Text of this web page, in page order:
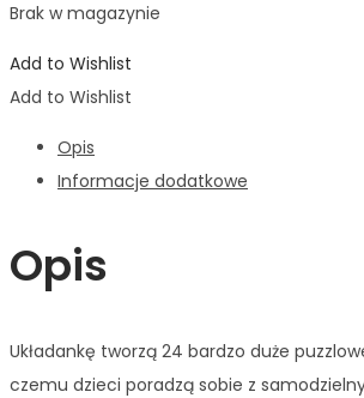
Brak w magazynie
Add to Wishlist
Add to Wishlist
Opis
Informacje dodatkowe
Opis
Układankę tworzą 24 bardzo duże
czemu dzieci poradzą sobie z